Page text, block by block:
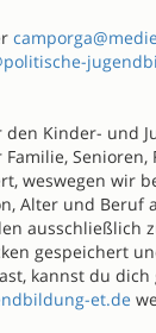
Kinder- und
Senioren,
weswegen wir
Alter und Beruf
ausschließlich
gespeichert
kannst du dich
et.de